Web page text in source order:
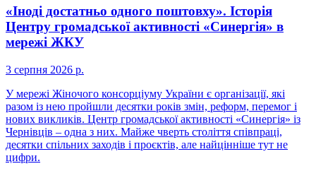
«Іноді достатньо одного поштовху». Історія
Центру громадської активності «Синергія» в
мережі ЖКУ
3 серпня 2026 р.
У мережі Жіночого консорціуму України є організації, які
разом із нею пройшли десятки років змін, реформ, перемог і
нових викликів. Центр громадської активності «Синергія» із
Чернівців – одна з них. Майже чверть століття співпраці,
десятки спільних заходів і проєктів, але найцінніше тут не
цифри.